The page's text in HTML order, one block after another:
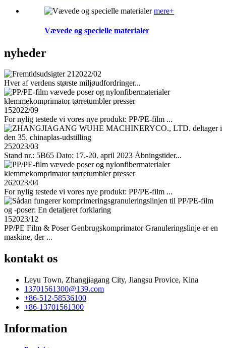
mere+
Vævede og specielle materialer
nyheder
212022/02
Hver af verdens største miljøudfordringer...
152022/09
For nylig testede vi vores nye produkt: PP/PE-film ...
252023/03
Stand nr.: 5B65 Dato: 17.-20. april 2023 Åbningstider...
262023/04
For nylig testede vi vores nye produkt: PP/PE-film ...
152023/12
PP/PE Film & Poser Genbrugskomprimator Granuleringslinje er en
maskine, der ...
kontakt os
Leyu Town, Zhangjiagang City, Jiangsu Provice, Kina
13701561300@139.com
+86-512-58536100
+86-13701561300
Information